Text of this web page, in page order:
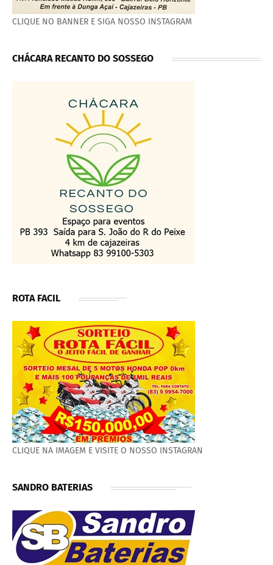
CLIQUE NO BANNER E SIGA NOSSO INSTAGRAM
CHÁCARA RECANTO DO SOSSEGO
ROTA FACIL
CLIQUE NA IMAGEM E VISITE O NOSSO INSTAGRAN
SANDRO BATERIAS